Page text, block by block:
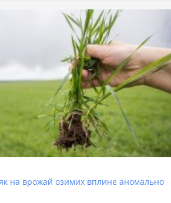
на врожай озимих вплине аномально